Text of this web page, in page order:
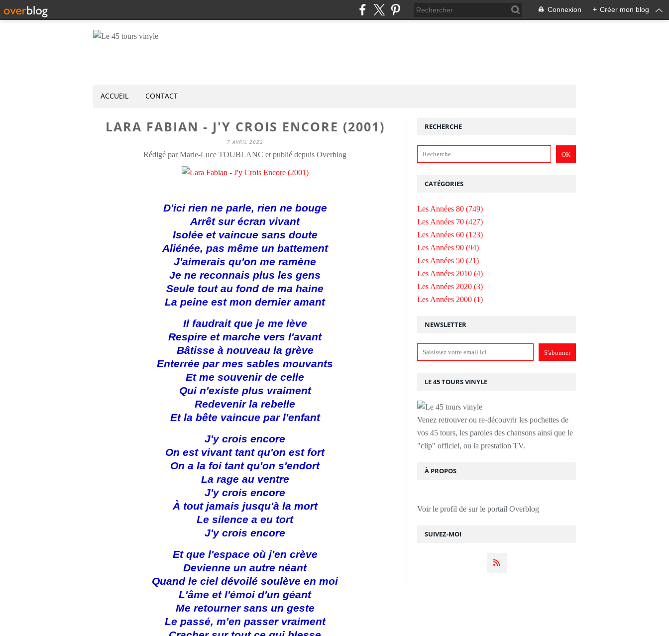
Connexion + Créer mon blog
ACCUEIL CONTACT
LARA FABIAN - J'Y CROIS ENCORE (2001)
7 AVRIL 2022
Rédigé par Marie-Luce TOUBLANC et publié depuis Overblog
D'ici rien ne parle, rien ne bouge
Arrêt sur écran vivant
Isolée et vaincue sans doute
Aliénée, pas même un battement
J'aimerais qu'on me ramène
Je ne reconnais plus les gens
Seule tout au fond de ma haine
La peine est mon dernier amant
Il faudrait que je me lève
Respire et marche vers l'avant
Bâtisse à nouveau la grève
Enterrée par mes sables mouvants
Et me souvenir de celle
Qui n'existe plus vraiment
Redevenir la rebelle
Et la bête vaincue par l'enfant
J'y crois encore
On est vivant tant qu'on est fort
On a la foi tant qu'on s'endort
La rage au ventre
J'y crois encore
À tout jamais jusqu'à la mort
Le silence a eu tort
J'y crois encore
Et que l'espace où j'en crève
Devienne un autre néant
Quand le ciel dévoilé soulève en moi
L'âme et l'émoi d'un géant
Me retourner sans un geste
Le passé, m'en passer vraiment
NEWSLETTER
SUIVEZ-MOI
RECHERCHE
LE 45 TOURS VINYLE
Venez retrouver ou re-découvrir les pochettes de
vos 45 tours, les paroles des chansons ainsi que le
"clip" officiel, ou la prestation TV.
À PROPOS
Voir le profil de sur le portail Overblog
CATÉGORIES
Les Années 80 (749)
Les Années 70 (427)
Les Années 60 (123)
Les Années 90 (94)
Les Années 50 (21)
Les Années 2010 (4)
Les Années 2020 (3)
Les Années 2000 (1)